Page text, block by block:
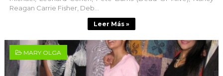
Reagan Carrie Fisher, Deb...
Leer Más »
MARY OLGA